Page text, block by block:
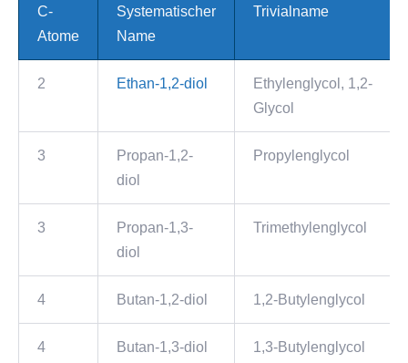
C-
Atome
Systematischer
Name
Trivialname
2 Ethan-1,2-diol
Ethylenglycol, 1,2-
Glycol
3
Propan-1,2-
diol
Propylenglycol
3
Propan-1,3-
diol
Trimethylenglycol
4 Butan-1,2-diol 1,2-Butylenglycol
4 Butan-1,3-diol 1,3-Butylenglycol